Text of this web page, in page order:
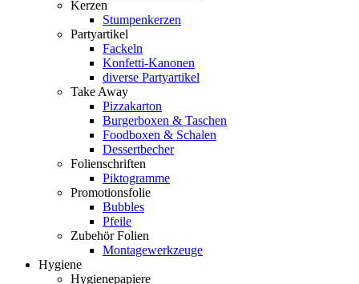
Kerzen
Stumpenkerzen
Partyartikel
Fackeln
Konfetti-Kanonen
diverse Partyartikel
Take Away
Pizzakarton
Burgerboxen & Taschen
Foodboxen & Schalen
Dessertbecher
Folienschriften
Piktogramme
Promotionsfolie
Bubbles
Pfeile
Zubehör Folien
Montagewerkzeuge
Hygiene
Hygienepapiere